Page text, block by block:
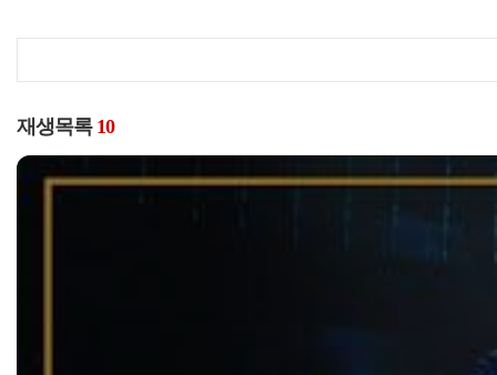
재생목록 10